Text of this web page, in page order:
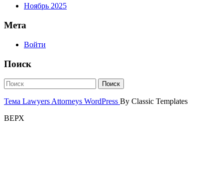
Ноябрь 2025
Мета
Войти
Поиск
Тема Lawyers Attorneys WordPress By Classic Templates
ВЕРХ